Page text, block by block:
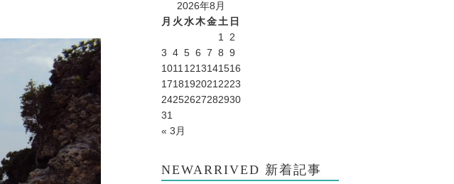
2026年8月
月 火水木金土 日
1
2
3 4 5 6 7 8 9
1011 1213141516
1718192021 2223
24252627282930
31
« 3月
NEWARRIVED 新着記事